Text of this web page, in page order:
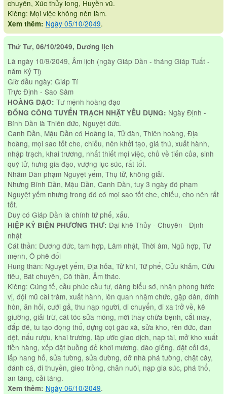
chuyên, Xúc thủy long, Huyền vũ.
Kiêng: Mọi việc không nên làm.
Xem thêm: Ngày 05/10/2049.
Thứ Tư, 06/10/2049, Dương lịch
Là ngày 10/9/2049, Âm lịch (ngày Giáp Dần - tháng Giáp Tuất -
năm Kỷ Tị)
Giờ đầu ngày: Giáp Tí
Trực Định - Sao Sâm
HOÀNG ĐẠO: Tư mệnh hoàng đạo
ĐỔNG CÔNG TUYỂN TRẠCH NHẬT YẾU DỤNG: Ngày Định -
Bính Dần là Thiên đức, Nguyệt đức.
Canh Dần, Mậu Dần có Hoàng la, Tử đàn, Thiên hoàng, Địa
hoàng, mọi sao tốt che, chiếu, nên khởi tạo, giá thú, xuất hành,
nhập trạch, khai trương, nhất thiết mọi việc, chủ về tiến của, sinh
quý tử, hưng gia đạo, vượng lục súc, rất tốt.
Nhâm Dần phạm Nguyệt yếm, Thụ tử, không giải.
Nhưng Bính Dần, Mậu Dần, Canh Dần, tuy 3 ngày đó phạm
Nguyệt yếm nhưng trong đó có mọi sao tốt che, chiếu, cho nên rất
tốt.
Duy có Giáp Dần là chính tứ phế, xấu.
HIỆP KỶ BIỆN PHƯƠNG THƯ: Đại khê Thủy - Chuyên - Định
nhật
Cát thần: Dương đức, tam hợp, Lâm nhật, Thời âm, Ngũ hợp, Tư
mệnh, Ô phê đối
Hung thần: Nguyệt yểm, Địa hỏa, Tử khí, Tứ phế, Cửu khảm, Cửu
tiêu, Bát chuyên, Cô thần, Âm thác.
Kiêng: Cúng tế, cầu phúc cầu tự, dâng biểu sớ, nhận phong tước
vị, đội mũ cài trâm, xuất hành, lên quan nhậm chức, gặp dân, đính
hôn, ăn hỏi, cưới gả, thu nạp người, di chuyển, đi xa trở về, kê
giường, giải trừ, cát tóc sửa móng, mời thầy chữa bệnh, cắt may,
đắp đê, tu tạo động thổ, dựng cột gác xà, sửa kho, rèn đức, đan
dệt, nấu rượu, khai trương, lập ước giao dịch, nạp tài, mở kho xuất
tiền hàng, xếp đặt buồng đẻ khơi mương, đào giếng, đặt cối đá,
lấp hang hố, sửa tường, sửa đường, dỡ nhà phá tường, chặt cây,
đánh cá, đi thuyền, gieo trồng, chăn nuôi, nạp gia súc, phá thổ,
an táng, cải táng.
Xem thêm: Ngày 06/10/2049.